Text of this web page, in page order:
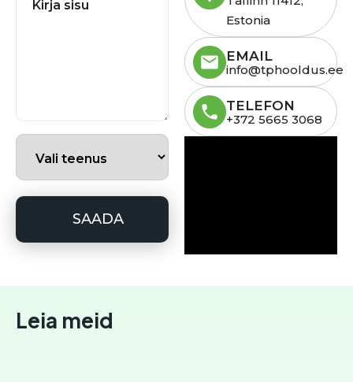
TELEFON
+372 5665 3068
EMAIL
info@tphooldus.ee
Estonia
Leia meid